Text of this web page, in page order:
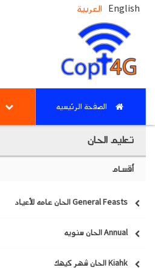
English العربية
الصفحة الرئيسيه
تعليم الحان
أقسام
General Feasts الحان عامه للأعياد
Annual الحان سنويه
Kiahk الحان شهر كيهك